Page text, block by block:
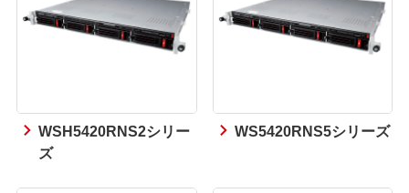
WSH5420RNS2シリー
ズ
WS5420RNS5シリーズ